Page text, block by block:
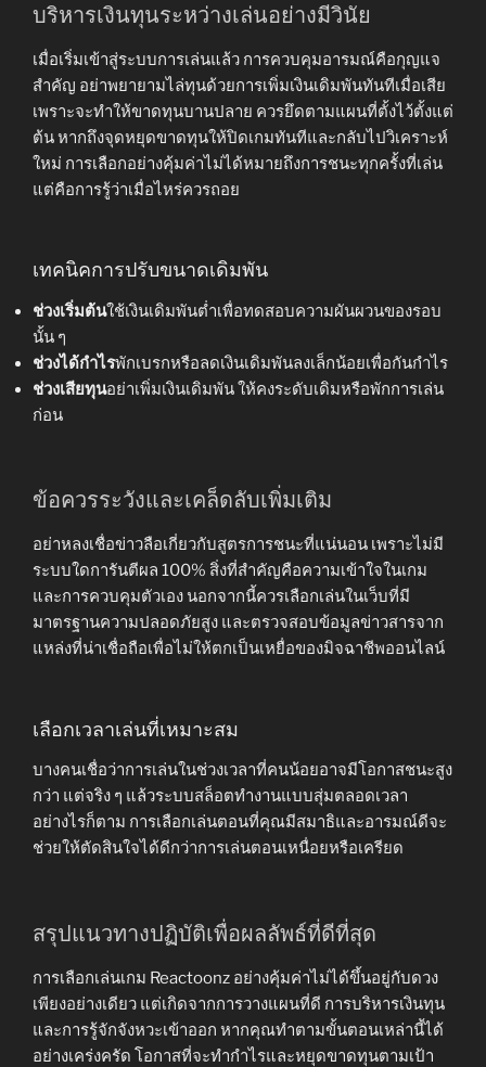
บริหารเงินทุนระหว่างเล่นอย่างมีวินัย
เมื่อเริ่มเข้าสู่ระบบการเล่นแล้ว การควบคุมอารมณ์คือกุญแจ
สำคัญ อย่าพยายามไล่ทุนด้วยการเพิ่มเงินเดิมพันทันทีเมื่อเสีย
เพราะจะทำให้ขาดทุนบานปลาย ควรยึดตามแผนที่ตั้งไว้ตั้งแต่
ต้น หากถึงจุดหยุดขาดทุนให้ปิดเกมทันทีและกลับไปวิเคราะห์
ใหม่ การเลือกอย่างคุ้มค่าไม่ได้หมายถึงการชนะทุกครั้งที่เล่น
แต่คือการรู้ว่าเมื่อไหร่ควรถอย
เทคนิคการปรับขนาดเดิมพัน
ช่วงเริ่มต้นใช้เงินเดิมพันต่ำเพื่อทดสอบความผันผวนของรอบ
นั้น ๆ
ช่วงได้กำไรพักเบรกหรือลดเงินเดิมพันลงเล็กน้อยเพื่อกันกำไร
ช่วงเสียทุนอย่าเพิ่มเงินเดิมพัน ให้คงระดับเดิมหรือพักการเล่น
ก่อน
ข้อควรระวังและเคล็ดลับเพิ่มเติม
อย่าหลงเชื่อข่าวลือเกี่ยวกับสูตรการชนะที่แน่นอน เพราะไม่มี
ระบบใดการันตีผล 100% สิ่งที่สำคัญคือความเข้าใจในเกม
และการควบคุมตัวเอง นอกจากนี้ควรเลือกเล่นในเว็บที่มี
มาตรฐานความปลอดภัยสูง และตรวจสอบข้อมูลข่าวสารจาก
แหล่งที่น่าเชื่อถือเพื่อไม่ให้ตกเป็นเหยื่อของมิจฉาชีพออนไลน์
เลือกเวลาเล่นที่เหมาะสม
บางคนเชื่อว่าการเล่นในช่วงเวลาที่คนน้อยอาจมีโอกาสชนะสูง
กว่า แต่จริง ๆ แล้วระบบสล็อตทำงานแบบสุ่มตลอดเวลา
อย่างไรก็ตาม การเลือกเล่นตอนที่คุณมีสมาธิและอารมณ์ดีจะ
ช่วยให้ตัดสินใจได้ดีกว่าการเล่นตอนเหนื่อยหรือเครียด
สรุปแนวทางปฏิบัติเพื่อผลลัพธ์ที่ดีที่สุด
การเลือกเล่นเกม Reactoonz อย่างคุ้มค่าไม่ได้ขึ้นอยู่กับดวง
เพียงอย่างเดียว แต่เกิดจากการวางแผนที่ดี การบริหารเงินทุน
และการรู้จักจังหวะเข้าออก หากคุณทำตามขั้นตอนเหล่านี้ได้
อย่างเคร่งครัด โอกาสที่จะทำกำไรและหยุดขาดทุนตามเป้า